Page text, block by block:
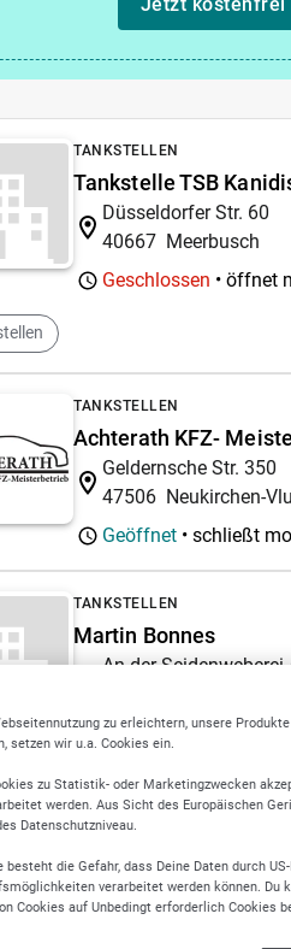
TANKSTELLEN
Tankstelle TSB
Düsseldorfer Str. 60
40667 Meerbusch
Geschlossen • öffnet
TANKSTELLEN
Achterath KFZ-
Geldernsche Str. 350
47506 Neukirchen-
Geöffnet • schließt
TANKSTELLEN
Martin Bonnes
An der Seidenweberei
Stadtwerke Velbert
Kettwiger Str. 2
42549
Velbert
Geschlossen• öffnet
zu erleichtern, unsere
setzen wir u.a. Cookies ein.
zu Statistik- oder Marketingzwecken
werden. Aus Sicht des Europäischen
Datenschutzniveau.
besteht die Gefahr, dass Deine Daten durch
verarbeitet werden können. Du
Cookies auf Unbedingt erforderlich Cookies